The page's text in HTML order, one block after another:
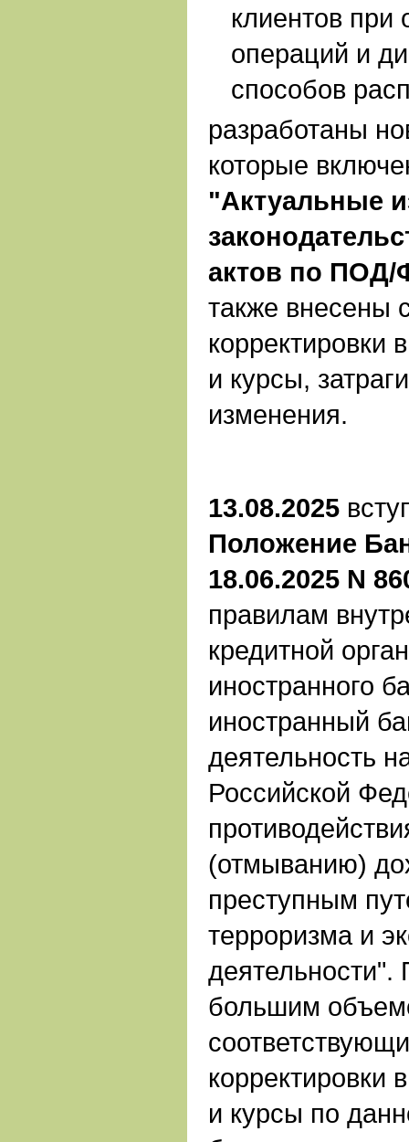
клиентов при
операций и
способов
разработаны
которые
"Актуальные
актов по
также внесены
корректировки
и курсы,
изменения.
13.08.2025
Положение
18.06.2025 N
правилам
кредитной
иностранного
иностранный
деятельность
Российской
(отмыванию)
преступным
терроризма и
деятельности".
большим
корректировки
и курсы по